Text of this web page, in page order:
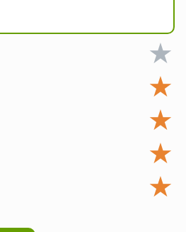
★
★
★
★
★